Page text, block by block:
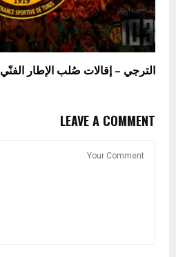
الترجي – إقالات صُلب الإطار الفنّي
LEAVE A COMMENT